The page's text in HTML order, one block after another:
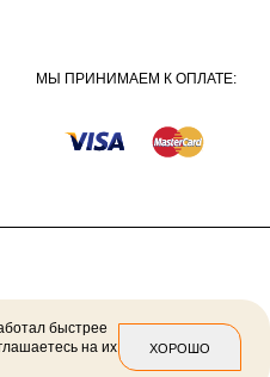
МЫ ПРИНИМАЕМ К ОПЛАТЕ:
конфиденциальности
быстрее
на их
ХОРОШО